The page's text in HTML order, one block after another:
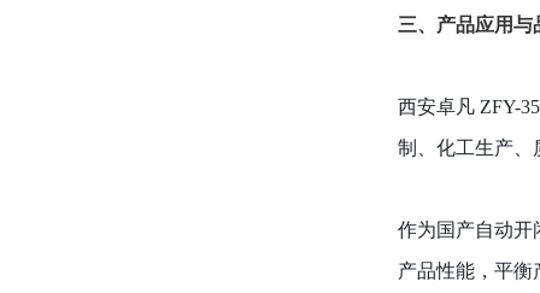
三、产品应用与
西安卓凡 ZFY-
制、化工生产、
作为国产自动开
产品性能，平